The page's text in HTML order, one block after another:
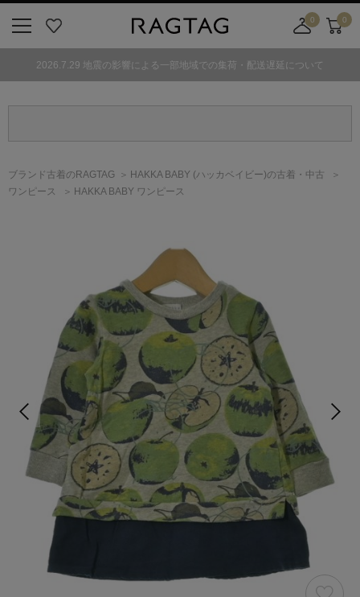
気
0
舗
カ
ト
0
2026.7.29 地震の影響による一部地域での集荷・配送遅延について
ブランド古着のRAGTAG HAKKA BABY (ハッカベイビー)の古着・中古
ワンピース
HAKKA BABY ワンピース